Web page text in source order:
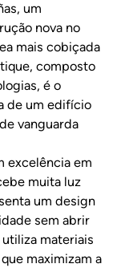
um
nova no
mais cobiçada
composto
é o
de um edifício
vanguarda
excelência em
muita luz
um design
sem abrir
materiais
maximizam a